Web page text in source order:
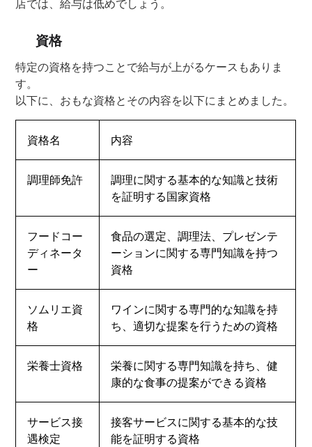
資格
特定の資格を持つことで給与が上がるケースもありま
す。
以下に、おもな資格とその内容を以下にまとめました。
資格名 内容
調理師免許
調理に関する基本的な知識と技術
を証明する国家資格
フードコー
ディネータ
ー
食品の選定、調理法、プレゼンテ
ーションに関する専門知識を持つ
資格
ソムリエ資
格
ワインに関する専門的な知識を持
ち、適切な提案を行うための資格
栄養士資格
栄養に関する専門知識を持ち、健
康的な食事の提案ができる資格
サービス接
遇検定
接客サービスに関する基本的な技
能を証明する資格